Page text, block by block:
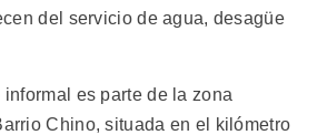
del servicio de agua, desagüe
es parte de la zona
Chino, situada en el kilómetro